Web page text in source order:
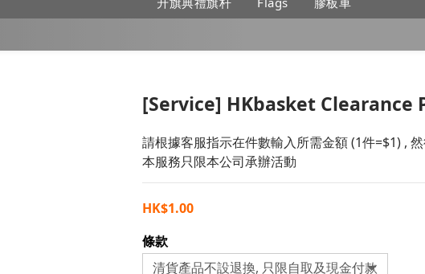
[Service] HKbasket Clearance
請根據客服指示在件數輸入所需金額 (1件=$1) ,
本服務只限本公司承辦活動
HK$1.00
條款